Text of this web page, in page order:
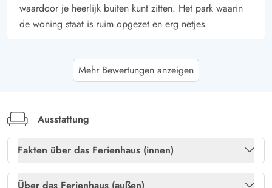
waardoor je heerlijk buiten kunt zitten. Het park waarin
de woning staat is ruim opgezet en erg netjes.
Corinna Imbeck
Deutschland
5 von 5
5 out of 5
ausgestattet. Die Betten sind bequem und nicht
durchgelegen. Wir waren mit allem rundum zufrieden.
Martin Kreuzer
14/10/2025
Mehr Bewertungen anzeigen
Ausstattung
Fakten über das Ferienhaus (innen)
Freies Glasfasernetz
Ja
Über das Ferienhaus (außen)